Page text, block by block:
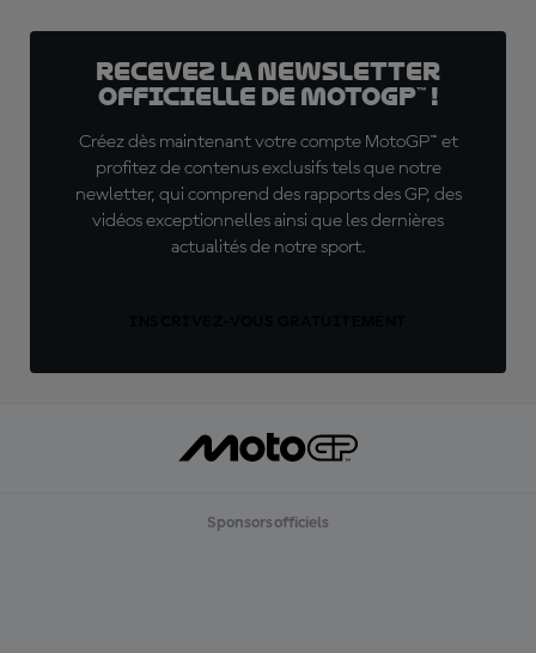
Recevez la Newsletter
officielle de MotoGP™ !
Créez dès maintenant votre compte MotoGP™ et
profitez de contenus exclusifs tels que notre
newletter, qui comprend des rapports des GP, des
vidéos exceptionnelles ainsi que les dernières
actualités de notre sport.
Sponsors officiels